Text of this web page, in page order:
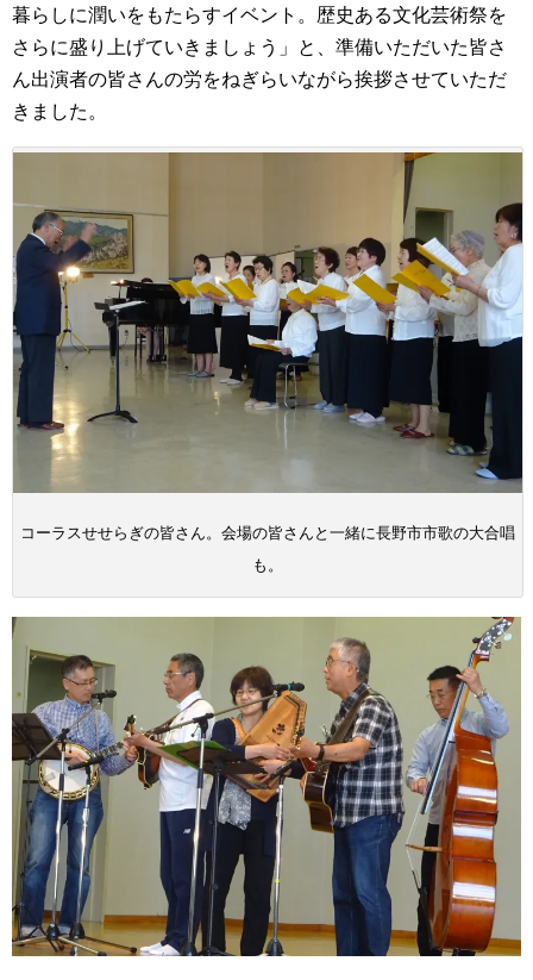
暮らしに潤いをもたらすイベント。歴史ある文化芸術祭を
さらに盛り上げていきましょう」と、準備いただいた皆さ
ん出演者の皆さんの労をねぎらいながら挨拶させていただ
きました。
コーラスせせらぎの皆さん。会場の皆さんと一緒に長野市市歌の大合唱
も。